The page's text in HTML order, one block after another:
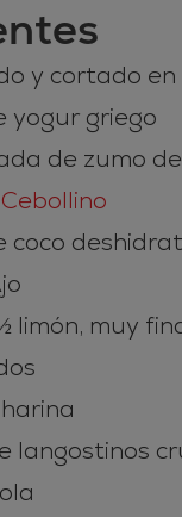
y cortado
yogur griego
de zumo
Cebollino
coco
limón, muy
langostinos